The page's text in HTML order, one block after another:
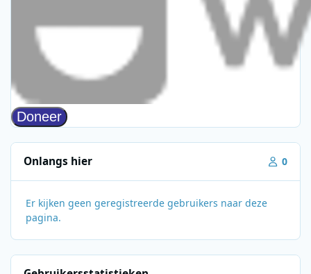
Onlangs hier 0
Er kijken geen geregistreerde gebruikers naar deze
pagina.